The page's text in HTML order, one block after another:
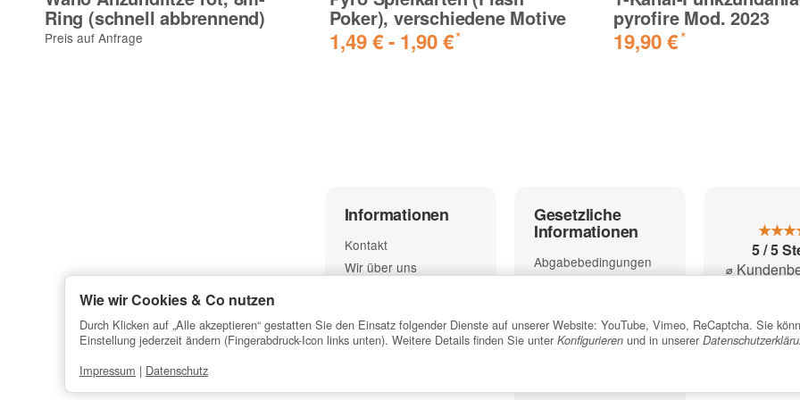
Ring (schnell abbrennend)
Preis auf Anfrage
Poker), verschiedene Motive
1,49 € - 1,90 €*
pyrofire Mod. 2023
19,90 €*
Informationen
Kontakt
Wir über uns
Newsletter
Gesetzliche
Informationen
Abgabebedingungen
AGB
Widerrufsrecht
5 / 5
⌀
Wie wir Cookies & Co nutzen
Durch Klicken auf „Alle akzeptieren“ gestatten Sie den Einsatz folgender Dienste auf unserer Website: YouTube, Vimeo, ReCaptcha. Sie
Einstellung jederzeit ändern (Fingerabdruck-Icon links unten). Weitere Details finden Sie unter Konfigurieren und in unserer
Impressum | Datenschutz